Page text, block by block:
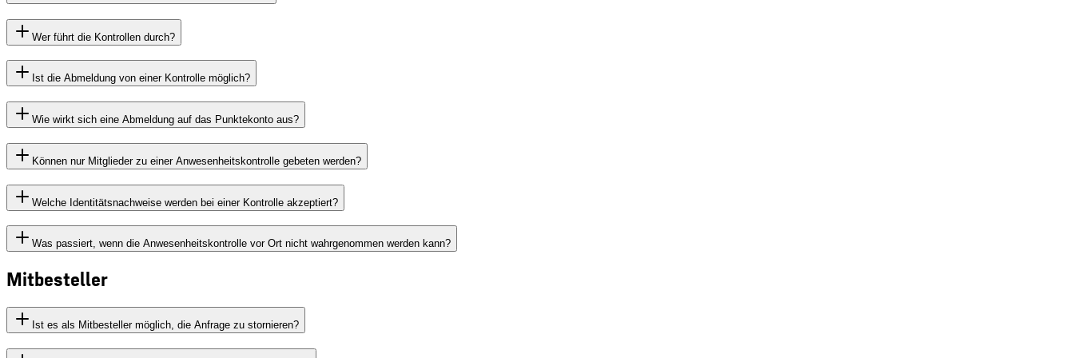
Wer führt die Kontrollen durch?
Ist die Abmeldung von einer Kontrolle möglich?
Wie wirkt sich eine Abmeldung auf das Punktekonto aus?
Können nur Mitglieder zu einer Anwesenheitskontrolle gebeten werden?
Welche Identitätsnachweise werden bei einer Kontrolle akzeptiert?
Was passiert, wenn die Anwesenheitskontrolle vor Ort nicht wahrgenommen werden kann?
Mitbesteller
Ist es als Mitbesteller möglich, die Anfrage zu stornieren?